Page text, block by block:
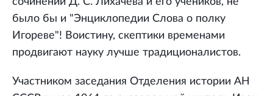
было бы и "Энциклопедии Слова о полку
Игореве"! Воистину, скептики временами
продвигают науку лучше традиционалистов.
Участником заседания Отделения истории АН